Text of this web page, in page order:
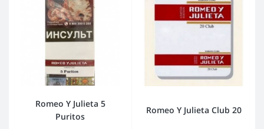
Romeo Y Julieta 5
Puritos
Romeo Y Julieta Club 20